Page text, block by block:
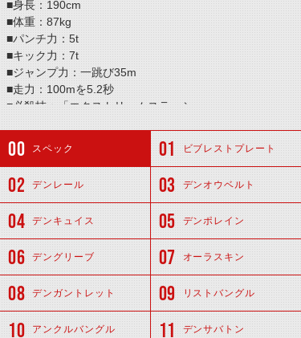
■身長：190cm
■体重：87kg
■パンチ力：5t
■キック力：7t
■ジャンプ力：一跳び35m
■走力：100mを5.2秒
■必殺技：「エクストリームスラッシュ」
スペック ビブレストプレート
デンレール デンオウベルト
デンキュイス デンポレイン
デングリーブ オーラスキン
デンガントレット リストバングル
アンクルバングル デンサバトン